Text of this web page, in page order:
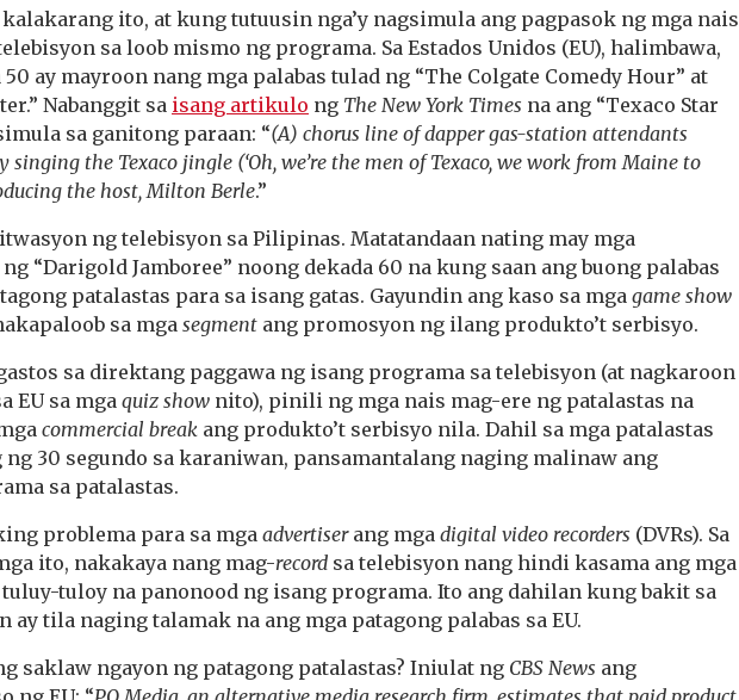
ito, at kung tutuusin nga’y nagsimula ang pagpasok ng mga nais
sa loob mismo ng programa. Sa Estados Unidos (EU), halimbawa,
ay mayroon nang mga palabas tulad ng “The Colgate Comedy Hour” at
Nabanggit sa isang artikulo ng The New York Times na ang “Texaco Star
sa ganitong paraan: “(A) chorus line of dapper gas-station attendants
singing the Texaco jingle (‘Oh, we’re the men of Texaco, we work from Maine to
the host, Milton Berle.”
ng telebisyon sa Pilipinas. Matatandaan nating may mga
“Darigold Jamboree” noong dekada 60 na kung saan ang buong palabas
patalastas para sa isang gatas. Gayundin ang kaso sa mga game show
sa mgasegment ang promosyon ng ilang produkto’t serbisyo.
sa direktang paggawa ng isang programa sa telebisyon (at nagkaroon
EU sa mgaquiz show nito), pinili ng mga nais mag-ere ng patalastas na
commercial break ang produkto’t serbisyo nila. Dahil sa mga patalastas
ng 30 segundo sa karaniwan, pansamantalang naging malinaw ang
sa patalastas.
problema para sa mga advertiserang mga digital video recorders (DVRs). Sa
ito, nakakaya nang mag-record sa telebisyon nang hindi kasama ang mga
tuluy-tuloy na panonood ng isang programa. Ito ang dahilan kung bakit sa
ay tila naging talamak na ang mga patagong palabas sa EU.
saklaw ngayon ng patagong patalastas? Iniulat ng CBS News ang